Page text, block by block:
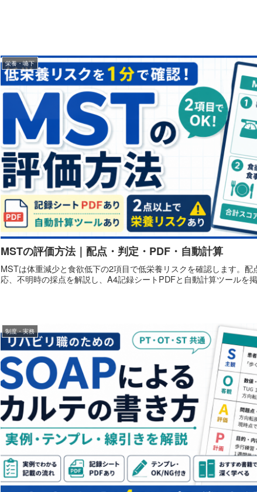
栄養・嚥下
MSTの評価方法｜配点・判定・PDF・自動計算
MSTは体重減少と食欲低下の2項目で低栄養リスクを確認します。配
応、不明時の採点を解説し、A4記録シートPDFと自動計算ツールを掲
制度・実務